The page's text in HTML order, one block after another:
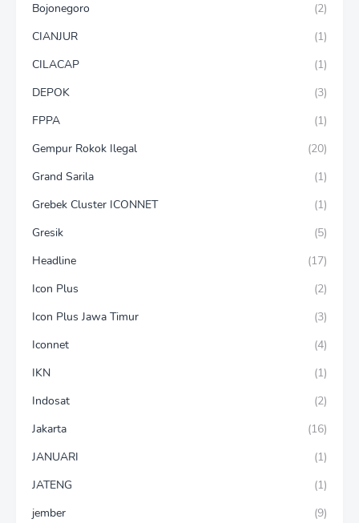
Bojonegoro
(2)
CIANJUR
(1)
CILACAP
(1)
DEPOK
(3)
FPPA
(1)
Gempur Rokok Ilegal
(20)
Grand Sarila
(1)
Grebek Cluster ICONNET
(1)
Gresik
(5)
Headline
(17)
Icon Plus
(2)
Icon Plus Jawa Timur
(3)
Iconnet
(4)
IKN
(1)
Indosat
(2)
Jakarta
(16)
JANUARI
(1)
JATENG
(1)
jember
(9)